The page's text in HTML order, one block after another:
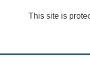
This site is